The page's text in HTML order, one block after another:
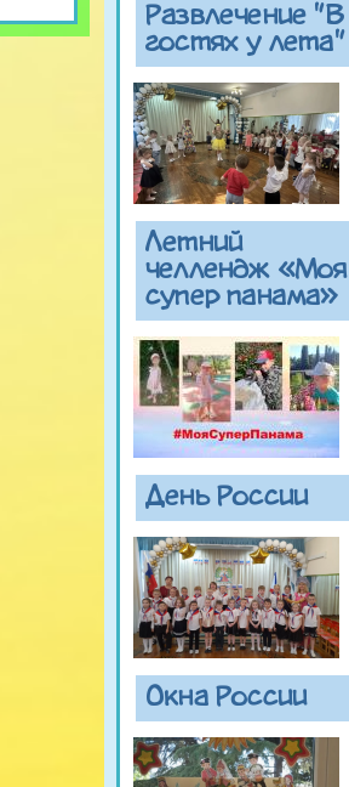
Развлечение "В
гостях у лета"
Летний
челлендж «Моя
супер панама»
День России
Окна России